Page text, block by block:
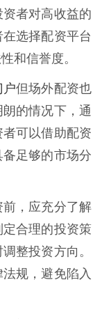
者对高收益的
选择配资平台
和信誉度。
户但场外配资也
的情况下，通
可以借助配资
足够的市场分
，应充分了解
合理的投资策
整投资方向。
规，避免陷入